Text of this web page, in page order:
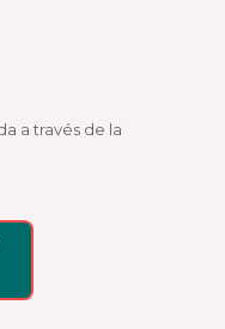
a través de la